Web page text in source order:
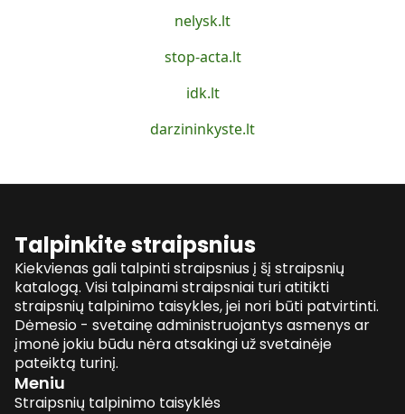
nelysk.lt
stop-acta.lt
idk.lt
darzininkyste.lt
Talpinkite straipsnius
Kiekvienas gali talpinti straipsnius į šį straipsnių
katalogą. Visi talpinami straipsniai turi atitikti
straipsnių talpinimo taisykles, jei nori būti patvirtinti.
Dėmesio - svetainę administruojantys asmenys ar
įmonė jokiu būdu nėra atsakingi už svetainėje
pateiktą turinį.
Meniu
Straipsnių talpinimo taisyklės